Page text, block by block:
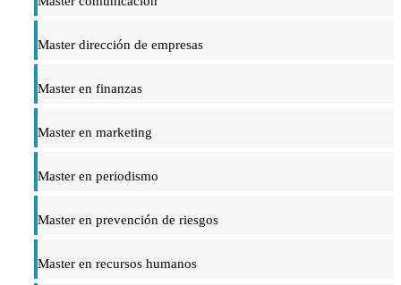
Master dirección de empresas
Master en finanzas
Master en marketing
Master en periodismo
Master en prevención de riesgos
Master en recursos humanos